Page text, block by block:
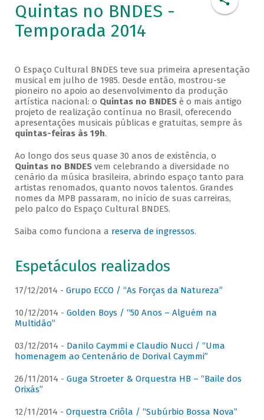
Quintas no BNDES -
Temporada 2014
O Espaço Cultural BNDES teve sua primeira apresentação
musical em julho de 1985. Desde então, mostrou-se
pioneiro no apoio ao desenvolvimento da produção
artística nacional: o Quintas no BNDESé o mais antigo
projeto de realização contínua no Brasil, oferecendo
apresentações musicais públicas e gratuitas, sempre às
quintas-feiras às 19h.
Ao longo dos seus quase 30 anos de existência, o
Quintas no BNDESvem celebrando a diversidade no
cenário da música brasileira, abrindo espaço tanto para
artistas renomados, quanto novos talentos. Grandes
nomes da MPB passaram, no início de suas carreiras,
pelo palco do Espaço Cultural BNDES.
Saiba como funciona a reserva de ingressos.
Espetáculos realizados
17/12/2014 - Grupo ECCO / “As Forças da Natureza”
10/12/2014 - Golden Boys / “50 Anos – Alguém na
Multidão”
03/12/2014 - Danilo Caymmi e Claudio Nucci / “Uma
homenagem ao Centenário de Dorival Caymmi”
26/11/2014 - Guga Stroeter & Orquestra HB – “Baile dos
Orixás”
12/11/2014 - Orquestra Criôla / “Subúrbio Bossa Nova”